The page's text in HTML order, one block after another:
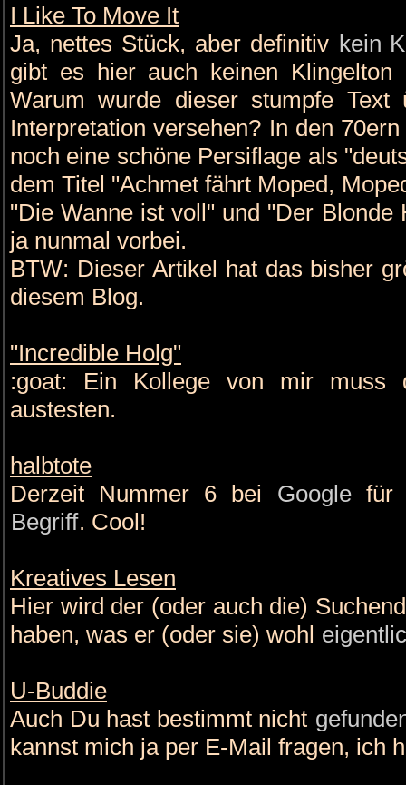
I Like To Move It
Ja, nettes Stück, aber definitiv kein
gibt es hier auch keinen Klingelton
Warum wurde dieser stumpfe Text
Interpretation versehen? In den
noch eine schöne Persiflage als
dem Titel "Achmet fährt Moped,
"Die Wanne ist voll" und "Der Blonde
ja nunmal vorbei.
BTW: Dieser Artikel hat das bisher
diesem Blog.
"Incredible Holg"
:goat: Ein Kollege von mir muss
austesten.
halbtote
Derzeit Nummer 6 bei Google für
Begriff. Cool!
Kreatives Lesen
Hier wird der (oder auch die)
haben, was er (oder sie) wohl
U-Buddie
Auch Du hast bestimmt nicht
kannst mich ja per E-Mail fragen, ich